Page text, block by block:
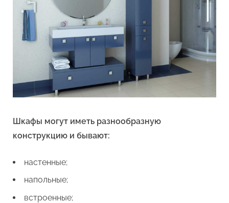
Шкафы могут иметь разнообразную
конструкцию и бывают:
настенные;
напольные;
встроенные;